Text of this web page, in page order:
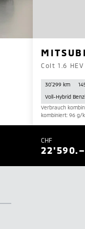
Colt 1.6
30'299 km
Voll-Hybrid
Verbrauch
kombiniert: 96 g/
CHF
22'590.–